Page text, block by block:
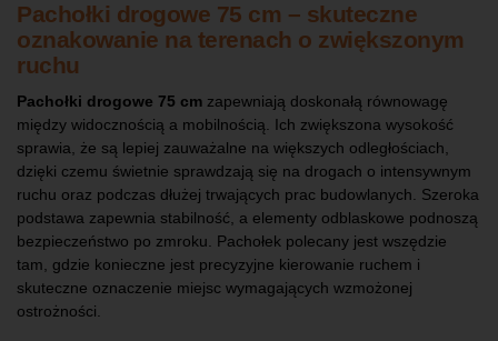
Pachołki drogowe 75 cm – skuteczne
oznakowanie na terenach o zwiększonym
ruchu
Pachołki drogowe 75 cm zapewniają doskonałą równowagę
między widocznością a mobilnością. Ich zwiększona wysokość
sprawia, że są lepiej zauważalne na większych odległościach,
dzięki czemu świetnie sprawdzają się na drogach o intensywnym
ruchu oraz podczas dłużej trwających prac budowlanych. Szeroka
podstawa zapewnia stabilność, a elementy odblaskowe podnoszą
bezpieczeństwo po zmroku. Pachołek polecany jest wszędzie
tam, gdzie konieczne jest precyzyjne kierowanie ruchem i
skuteczne oznaczenie miejsc wymagających wzmożonej
ostrożności.